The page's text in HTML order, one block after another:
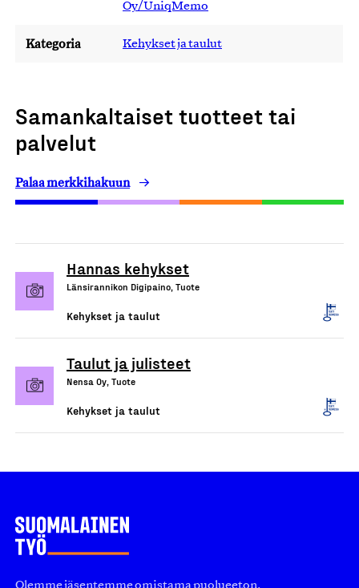
Oy/UniqMemo
Kategoria Kehykset ja taulut
Samankaltaiset tuotteet tai
palvelut
Palaa merkkihakuun
Hannas kehykset
Länsirannikon Digipaino, Tuote
Kehykset ja taulut
Taulut ja julisteet
Nensa Oy, Tuote
Kehykset ja taulut
Olemme jäsentemme omistama puolueeton,